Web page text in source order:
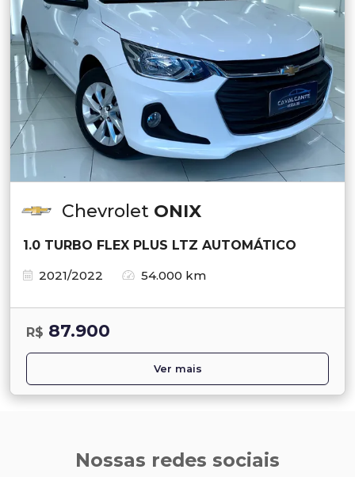
Chevrolet ONIX
1.0 TURBO FLEX PLUS LTZ AUTOMÁTICO
2021/2022
54.000 km
R$ 87.900
Ver mais
Nossas redes sociais